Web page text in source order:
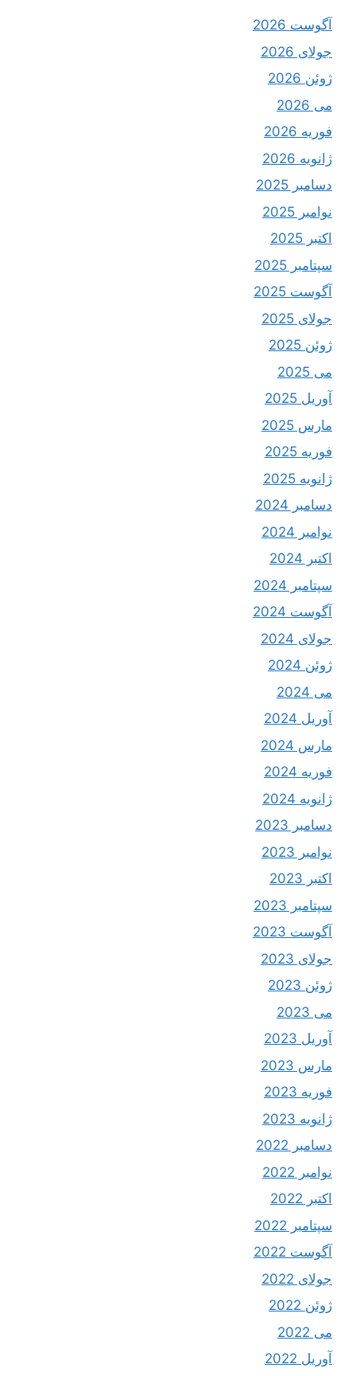
آگوست 2026
جولای 2026
ژوئن 2026
می 2026
فوریه 2026
ژانویه 2026
دسامبر 2025
نوامبر 2025
اکتبر 2025
سپتامبر 2025
آگوست 2025
جولای 2025
ژوئن 2025
می 2025
آوریل 2025
مارس 2025
فوریه 2025
ژانویه 2025
دسامبر 2024
نوامبر 2024
اکتبر 2024
سپتامبر 2024
آگوست 2024
جولای 2024
ژوئن 2024
می 2024
آوریل 2024
مارس 2024
فوریه 2024
ژانویه 2024
دسامبر 2023
نوامبر 2023
اکتبر 2023
سپتامبر 2023
آگوست 2023
جولای 2023
ژوئن 2023
می 2023
آوریل 2023
مارس 2023
فوریه 2023
ژانویه 2023
دسامبر 2022
نوامبر 2022
اکتبر 2022
سپتامبر 2022
آگوست 2022
جولای 2022
ژوئن 2022
می 2022
آوریل 2022